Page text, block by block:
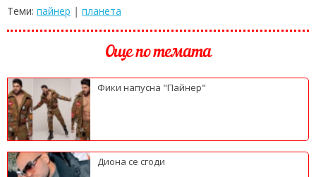
Теми: пайнер | планета
Още по темата
Фики напусна "Пайнер"
Диона се сгоди